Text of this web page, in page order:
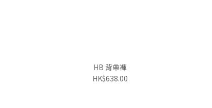
HB 背帶褲
HK$638.00